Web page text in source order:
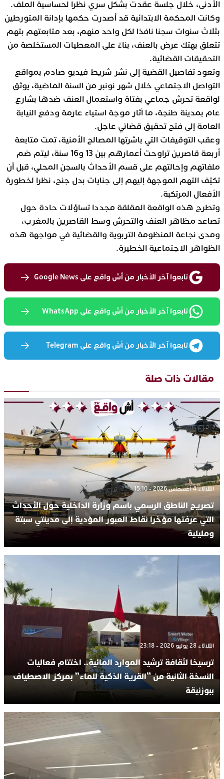
الأدنى، خلال جلسة عقدت بشكل سري نظرا لحساسية الملف.
وكانت المحكمة الابتدائية قد أصدرت حكمها بإدانة المتورطين
بثلاث سنوات سجنا نافذا لكل واحد منهم، بعد متابعتهم بتهم
تتعلق بهتك عرض بالعنف، بناءً على المعطيات المستخلصة من
التحقيقات القضائية.
وتعود تفاصيل القضية إلى نشر شريط فيديو صادم بمواقع
التواصل الاجتماعي خلال شهر نونبر من السنة الماضية، يوثق
لواقعة تحرش جماعي بفتاة واستعمال العنف ضدها بشارع
عام بمدينة طنجة، ما أثار موجة استياء عارمة ودفع النيابة
العامة إلى فتح تحقيق قضائي عاجل.
وعقب التوقيفات التي باشرتها المصالح الأمنية، تمت متابعة
أربعة قاصرين تراوحت أعمارهم بين 13 و16 سنة، ليتم ضم
ملفاتهم وإحالتهم على قسم الأحداث بالسجن المحلي، قبل أن
تكيّف التهم الموجهة إليهم إلى جنايات بدل جنح، نظرا لخطورة
الأفعال المرتكبة.
وتطرح هذه الواقعة المقلقة مجددا تساؤلات حادة حول
تصاعد مظاهر العنف والتحرش وسط القاصرين بالمغرب،
ومدى نجاعة المنظومة التربوية والقضائية في مواجهة هذه
الظواهر الاجتماعية الخطيرة.
تابعوا آخر الأخبار من أش واقع على Google News
تابعوا آخر الأخبار من أش واقع على WhatsApp
تابعوا آخر الأخبار من أش واقع على Telegram
مقالات ذات صلة
الثلاثاء 4 أغسطس 2026 - 15:10
تصريح الناطق الرسمي باسم وزارة الداخلية حول الأحداث
التي عرفتها مؤخرا نقاط العبور المؤدية إلى مدينتي سبتة
ومليلية
الثلاثاء 28 يوليو 2026 - 23:18
ترسيخا لثقافة ترشيد الموارد المائية.. اختتام فعاليات
النسخة الثانية من “القرية الذكية للماء” بمركز الاصطياف
ببوزنيقة